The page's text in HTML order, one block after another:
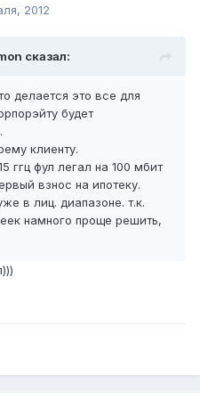
2012
сказал:
делается это все для
будет
клиенту.
ггц фул легал на 100 мбит
взнос на ипотеку.
в лиц. диапазоне. т.к.
намного проще решить,